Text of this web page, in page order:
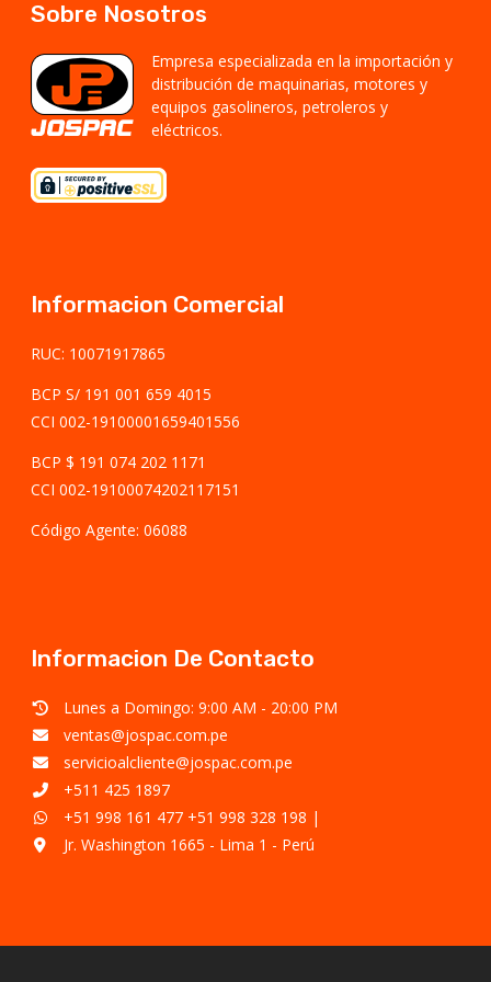
Sobre Nosotros
Empresa especializada en la importación y
distribución de maquinarias, motores y
equipos gasolineros, petroleros y
eléctricos.
Informacion Comercial
RUC: 10071917865
BCP S/ 191 001 659 4015
CCI 002-19100001659401556
BCP $ 191 074 202 1171
CCI 002-19100074202117151
Código Agente: 06088
Informacion De Contacto
Lunes a Domingo: 9:00 AM - 20:00 PM
ventas@jospac.com.pe
servicioalcliente@jospac.com.pe
+511 425 1897
+51 998 161 477 +51 998 328 198 |
Jr. Washington 1665 - Lima 1 - Perú